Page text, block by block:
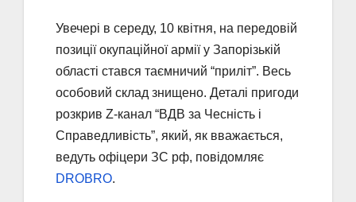
Увечері в середу, 10 квітня, на передовій
позиції окупаційної армії у Запорізькій
області стався таємничий “приліт”. Весь
особовий склад знищено. Деталі пригоди
розкрив Z-канал “ВДВ за Чесність і
Справедливість”, який, як вважається,
ведуть офіцери ЗС рф, повідомляє
DROBRO.